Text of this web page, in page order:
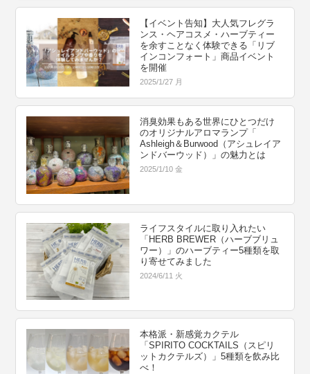
【イベント告知】大人気フレグラ
ンス・ヘアコスメ・ハーブティー
を余すことなく体験できる「リブ
インコンフォート」商品イベント
を開催
2025/1/27 月
消臭効果もある世界にひとつだけ
のオリジナルアロマランプ「
Ashleigh＆Burwood（アシュレイア
ンドバーウッド）」の魅力とは
2025/1/10 金
ライフスタイルに取り入れたい
「HERB BREWER（ハーブブリュ
ワー）」のハーブティー5種類を取
り寄せてみました
2024/6/11 火
本格派・新感覚カクテル
「SPIRITO COCKTAILS（スピリ
ットカクテルズ）」5種類を飲み比
べ！